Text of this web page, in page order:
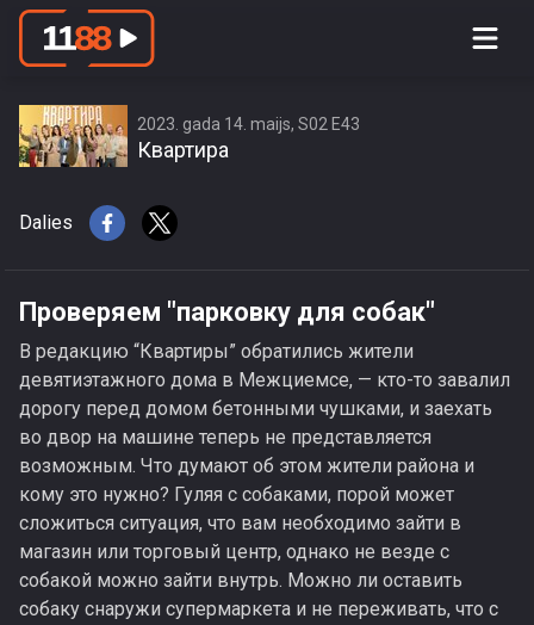
2023. gada 14. maijs, S02 E43
Квартира
Dalies
Проверяем "парковку для собак"
В редакцию “Квартиры” обратились жители
девятиэтажного дома в Межциемсе, — кто-то завалил
дорогу перед домом бетонными чушками, и заехать
во двор на машине теперь не представляется
возможным. Что думают об этом жители района и
кому это нужно? Гуляя с собаками, порой может
сложиться ситуация, что вам необходимо зайти в
магазин или торговый центр, однако не везде с
собакой можно зайти внутрь. Можно ли оставить
собаку снаружи супермаркета и не переживать, что с